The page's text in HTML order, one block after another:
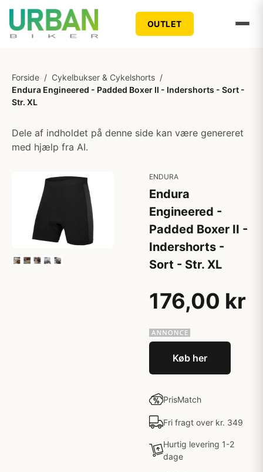
OUTLET
Forside / Cykelbukser & Cykelshorts /
Endura Engineered - Padded Boxer II - Indershorts - Sort -
Str. XL
Dele af indholdet på denne side kan være genereret
med hjælp fra AI.
ENDURA
Endura
Engineered -
Padded Boxer II -
Indershorts -
Sort - Str. XL
176,00 kr
Køb her
PrisMatch
Fri fragt over kr. 349
Hurtig levering 1-2
dage